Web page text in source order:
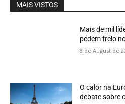
MAIS VISTOS
Mais de mil
pedem freio
8 de August de
O calor na
debate sobre